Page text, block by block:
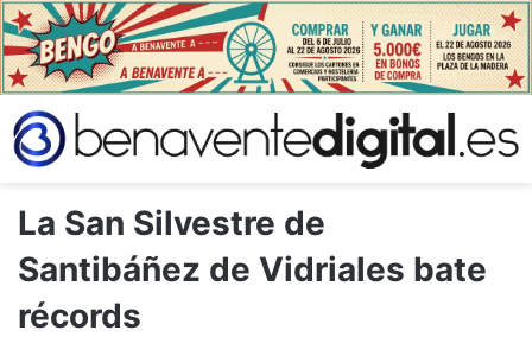
La San Silvestre de
Santibáñez de Vidriales bate
récords